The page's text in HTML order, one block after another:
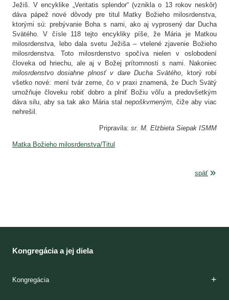
Ježiš. V encyklike „Veritatis splendor“ (vznikla o 13 rokov neskôr)
dáva pápež nové dôvody pre titul Matky Božieho milosrdenstva,
ktorými sú: prebývanie Boha s nami, ako aj vyprosený dar Ducha
Svätého. V čísle 118 tejto encykliky píše, že Mária je Matkou
milosrdenstva, lebo dala svetu Ježiša – vtelené zjavenie Božieho
milosrdenstva. Toto milosrdenstvo spočíva nielen v oslobodení
človeka od hriechu, ale aj v Božej prítomnosti s nami. Nakoniec
milosrdenstvo dosiahne plnosť v dare Ducha Svätého , ktorý robí
všetko nové: mení tvár zeme, čo v praxi znamená, že Duch Svätý
umožňuje človeku robiť dobro a plniť Božiu vôľu a predovšetkým
dáva silu, aby sa tak ako Mária stal nepoškvrneným, čiže aby viac
nehrešil.
Pripravila: sr. M. Elżbieta Siepak ISMM
Matka Božieho milosrdenstva/Titul
späť
Kongregácia a jej diela
Kongregácia